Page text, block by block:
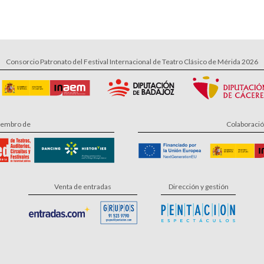
Consorcio Patronato del Festival Internacional de Teatro Clásico de Mérida 2026
de
Venta de entradas Dirección y gestión